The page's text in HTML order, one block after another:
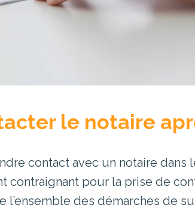
le notaire
contact avec un notaire dans
contraignant pour la prise de
l’ensemble des démarches de